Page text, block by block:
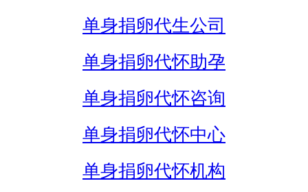
单身捐卵代生公司
单身捐卵代怀助孕
单身捐卵代怀咨询
单身捐卵代怀中心
单身捐卵代怀机构